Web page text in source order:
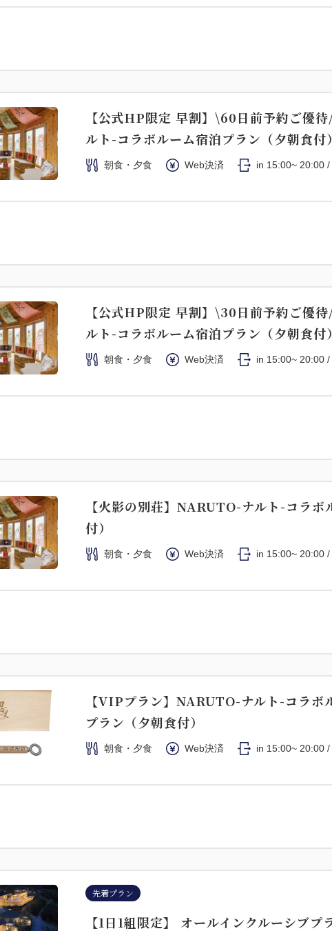
【公式HP限定 早割】\60日前予約ご優
ルト-コラボルーム宿泊プラン（夕朝食付）
朝食・夕食 Web決済 in 15:00~ 20:00
【公式HP限定 早割】\30日前予約ご優
ルト-コラボルーム宿泊プラン（夕朝食付）
朝食・夕食 Web決済 in 15:00~ 20:00
【火影の別荘】NARUTO-ナルト-コラ
付）
朝食・夕食 Web決済 in 15:00~ 20:00
【VIPプラン】NARUTO-ナルト-コラボ
プラン（夕朝食付）
朝食・夕食 Web決済 in 15:00~ 20:00
先着プラン
【1日1組限定】 オールインクルーシブ